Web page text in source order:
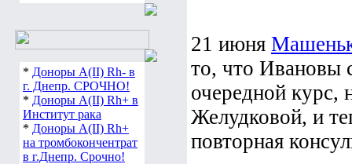
* Доноры А(ІІ) Rh- в
г. Днепр. СРОЧНО!
* Доноры А(ІІ) Rh+ в
Институт рака
* Доноры А(ІІ) Rh+
на тромбокончентрат
в г.Днепр. Срочно!
21 июня
то, что Ивановы
очередной курс,
Желудковой, и
повторная